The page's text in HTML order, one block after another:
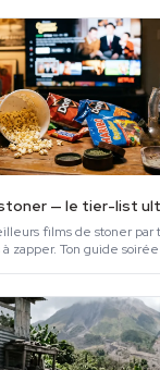
— le tier-list
films de stoner par
zapper. Ton guide